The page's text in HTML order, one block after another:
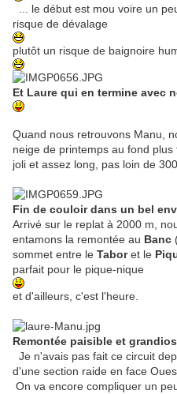
... le début est mou voire un
risque de dévalage
plutôt un risque de baignoire
Et Laure qui en termine avec
Quand nous retrouvons Manu,
neige de printemps au fond
joli et assez long, pas loin de 300
Fin de couloir dans un bel
Arrivé sur le replat à 2000 m,
entamons la remontée au Banc
sommet entre le Taboret le
parfait pour le pique-nique
et d'ailleurs, c'est l'heure.
Remontée paisible et
Je n'avais pas fait ce circuit
d'une section raide en face
On va encore compliquer un